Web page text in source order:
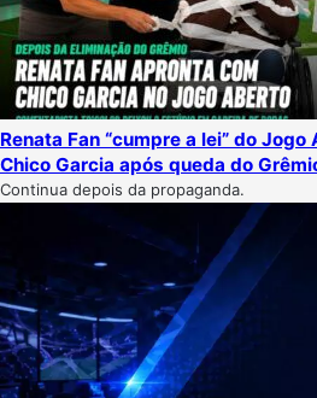
Renata Fan “cumpre a lei” do
Chico Garcia após queda do
Continua depois da propaganda.